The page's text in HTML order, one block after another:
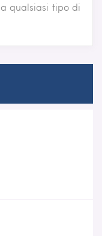
qualsiasi tipo di